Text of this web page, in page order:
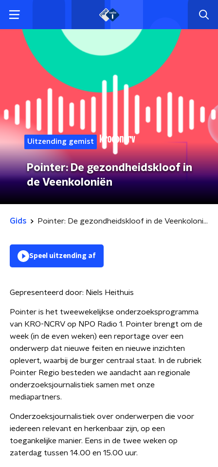
Uitzending gemist
Pointer: De gezondheidskloof in
de Veenkoloniën
Gids Pointer: De gezondheidskloof in de Veenkoloniën
Speel uitzending af
Gepresenteerd door: Niels Heithuis
Pointer is het tweewekelijkse onderzoeksprogramma
van KRO-NCRV op NPO Radio 1. Pointer brengt om de
week (in de even weken) een reportage over een
onderwerp dat nieuwe feiten en nieuwe inzichten
oplevert, waarbij de burger centraal staat. In de rubriek
Pointer Regio besteden we aandacht aan regionale
onderzoeksjournalistiek samen met onze
mediapartners.
Onderzoeksjournalistiek over onderwerpen die voor
iedereen relevant en herkenbaar zijn, op een
toegankelijke manier. Eens in de twee weken op
zaterdag tussen 14.00 en 15.00 uur.